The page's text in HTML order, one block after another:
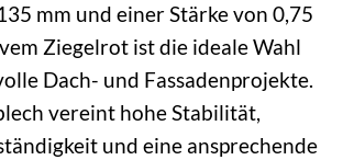
mm und einer Stärke von 0,75
Ziegelrot ist die ideale Wahl
Dach- und Fassadenprojekte.
vereint hohe Stabilität,
und eine ansprechende